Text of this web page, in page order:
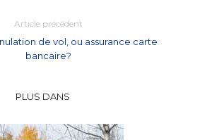
Article précédent
de vol, ou assurance carte
bancaire?
PLUS DANS